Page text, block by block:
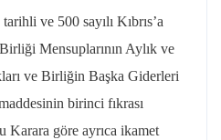
ve 500 sayılı Kıbrıs’a
Mensuplarının Aylık ve
ve Birliğin Başka Giderleri
birinci fıkrası
Karara göre ayrıca ikamet